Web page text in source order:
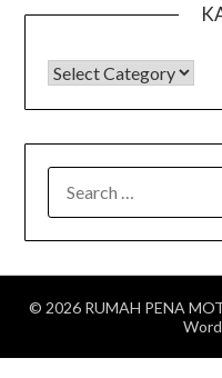
KATEGORI
FOR:
© 2026 RUMAH PENA